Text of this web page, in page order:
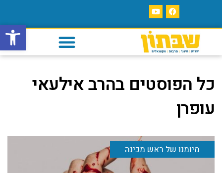
פתח
כל הפוסטים בהרב אילעאי
עופרן
מיומנו של ראש מכינה